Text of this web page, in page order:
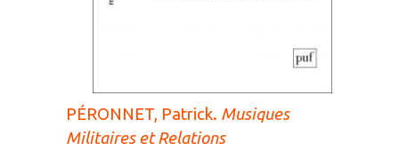
PÉRONNET, Patrick. Musiques
Militaires et Relations